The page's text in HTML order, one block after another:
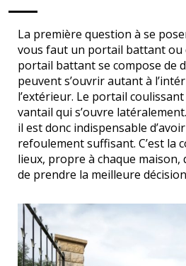
La première question à se
vous faut un portail battant ou
portail battant se compose de
peuvent s’ouvrir autant à
l’extérieur. Le portail coulissant
vantail qui s’ouvre
il est donc indispensable
refoulement suffisant. C’est la
lieux, propre à chaque
de prendre la meilleure